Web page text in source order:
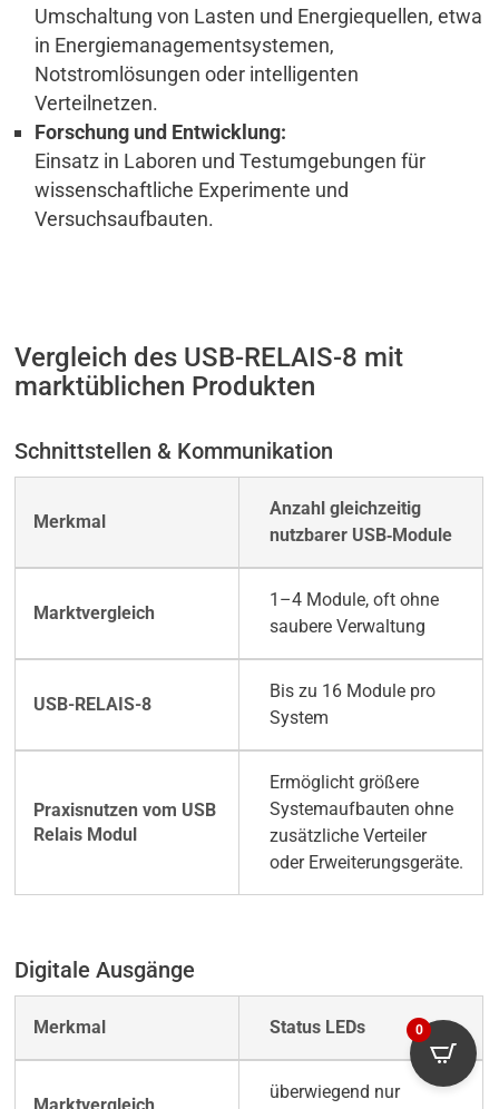
Umschaltung von Lasten und Energiequellen, etwa
in Energiemanagementsystemen,
Notstromlösungen oder intelligenten
Verteilnetzen.
Forschung und Entwicklung:
Einsatz in Laboren und Testumgebungen für
wissenschaftliche Experimente und
Versuchsaufbauten.
Vergleich des USB-RELAIS-8 mit
marktüblichen Produkten
Schnittstellen & Kommunikation
Anzahl gleichzeitig
nutzbarer USB‑Module
1–4 Module, oft ohne
saubere Verwaltung
Bis zu 16 Module pro
System
Ermöglicht größere
Systemaufbauten ohne
zusätzliche Verteiler
oder Erweiterungsgeräte.
Digitale Ausgänge
Status LEDs
überwiegend nur
0